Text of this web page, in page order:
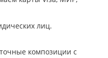
лиц.
композиции с